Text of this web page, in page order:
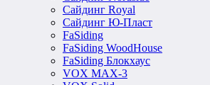
Сайдинг Royal
Сайдинг Ю-Пласт
FaSiding
FaSiding WoodHouse
FaSiding Блокхаус
VOX MAX-3